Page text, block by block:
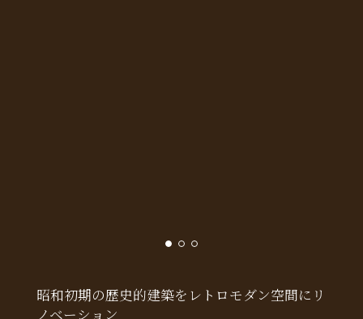
昭和初期の歴史的建築をレトロモダン空間にリ
ノベーション